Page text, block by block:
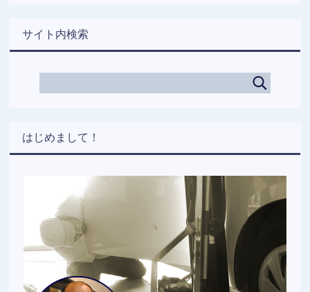
サイト内検索
はじめまして！